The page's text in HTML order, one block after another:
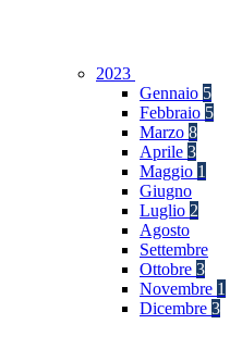
2023
Gennaio 5
Febbraio 5
Marzo 8
Aprile 3
Maggio 1
Giugno
Luglio 2
Agosto
Settembre
Ottobre 3
Novembre 1
Dicembre 3